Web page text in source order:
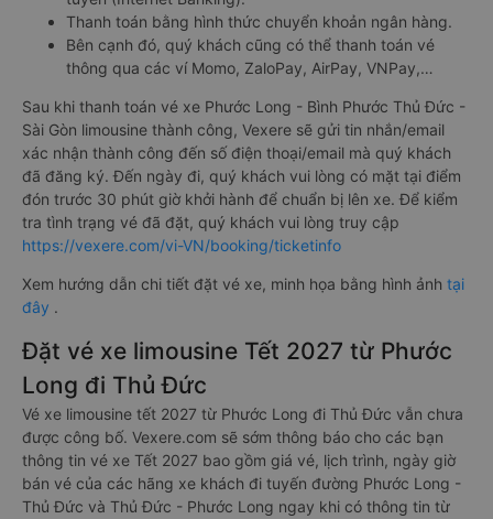
Thanh toán bằng hình thức chuyển khoản ngân hàng.
Bên cạnh đó, quý khách cũng có thể thanh toán vé
thông qua các ví Momo, ZaloPay, AirPay, VNPay,…
Sau khi thanh toán vé xe Phước Long - Bình Phước Thủ Đức -
Sài Gòn limousine thành công, Vexere sẽ gửi tin nhắn/email
xác nhận thành công đến số điện thoại/email mà quý khách
đã đăng ký. Đến ngày đi, quý khách vui lòng có mặt tại điểm
đón trước 30 phút giờ khởi hành để chuẩn bị lên xe. Để kiểm
tra tình trạng vé đã đặt, quý khách vui lòng truy cập
https://vexere.com/vi-VN/booking/ticketinfo
Xem hướng dẫn chi tiết đặt vé xe, minh họa bằng hình ảnh tại
đây .
Đặt vé xe limousine Tết 2027 từ Phước
Long đi Thủ Đức
Vé xe limousine tết 2027 từ Phước Long đi Thủ Đức vẫn chưa
được công bố. Vexere.com sẽ sớm thông báo cho các bạn
thông tin vé xe Tết 2027 bao gồm giá vé, lịch trình, ngày giờ
bán vé của các hãng xe khách đi tuyến đường Phước Long -
Thủ Đức và Thủ Đức - Phước Long ngay khi có thông tin từ